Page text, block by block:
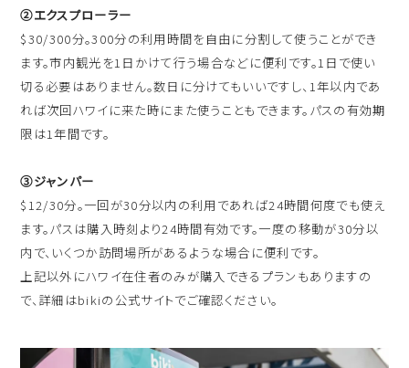
②エクスプローラー
$30/300分。300分の利用時間を自由に分割して使うことができ
ます。市内観光を1日かけて行う場合などに便利です。1日で使い
切る必要はありません。数日に分けてもいいですし、1年以内であ
れば次回ハワイに来た時にまた使うこともできます。パスの有効期
限は1年間です。
③ジャンパー
$12/30分。一回が30分以内の利用であれば24時間何度でも使え
ます。パスは購入時刻より24時間有効です。一度の移動が30分以
内で、いくつか訪問場所があるような場合に便利です。
上記以外にハワイ在住者のみが購入できるプランもありますの
で、詳細はbikiの公式サイトでご確認ください。